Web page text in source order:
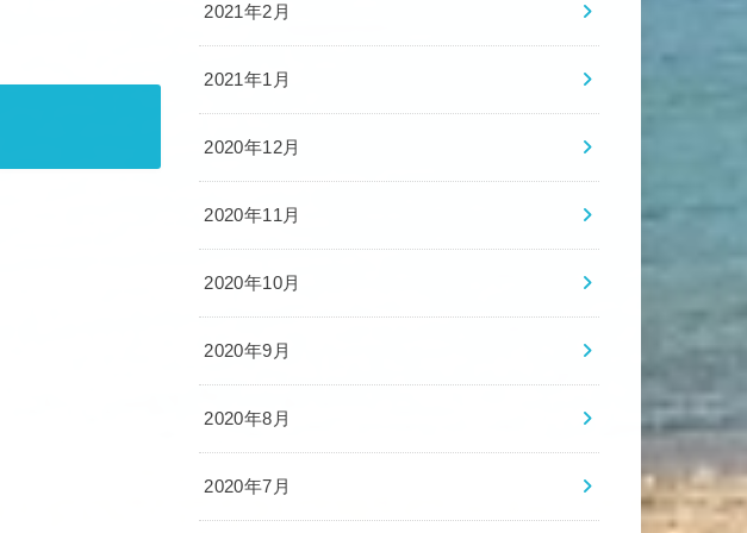
2021年2月
2021年1月
2020年12月
2020年11月
2020年10月
2020年9月
2020年8月
2020年7月